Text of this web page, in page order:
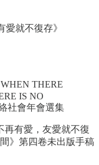
愛就不復存》
WHEN THERE
IS NO
社會年會選集
再有愛，友愛就不復
》第四卷未出版手稿